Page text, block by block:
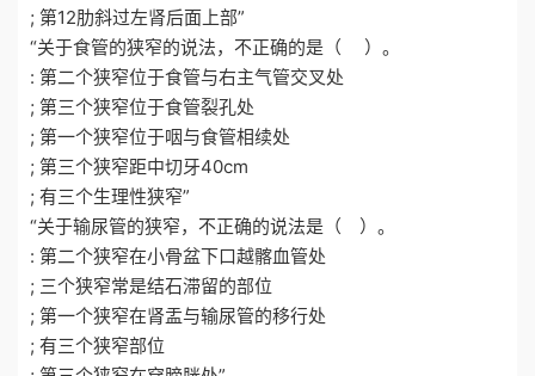
; 第12肋斜过左肾后面上部”
“关于食管的狭窄的说法，不正确的是（ ）。
: 第二个狭窄位于食管与右主气管交叉处
; 第三个狭窄位于食管裂孔处
; 第一个狭窄位于咽与食管相续处
; 第三个狭窄距中切牙40cm
; 有三个生理性狭窄”
“关于输尿管的狭窄，不正确的说法是（ ）。
: 第二个狭窄在小骨盆下口越髂血管处
; 三个狭窄常是结石滞留的部位
; 第一个狭窄在肾盂与输尿管的移行处
; 有三个狭窄部位